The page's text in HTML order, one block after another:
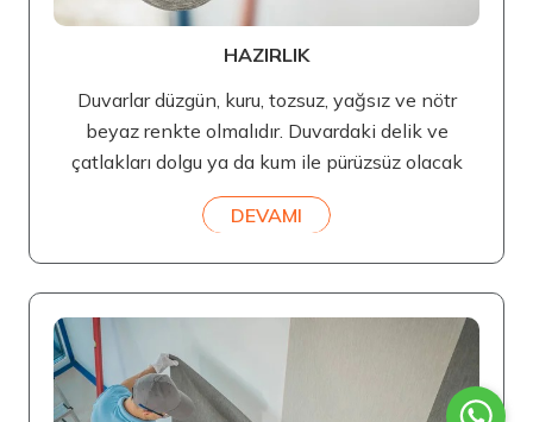
HAZIRLIK
Duvarlar düzgün, kuru, tozsuz, yağsız ve nötr
beyaz renkte olmalıdır. Duvardaki delik ve
çatlakları dolgu ya da kum ile pürüzsüz olacak
DEVAMI